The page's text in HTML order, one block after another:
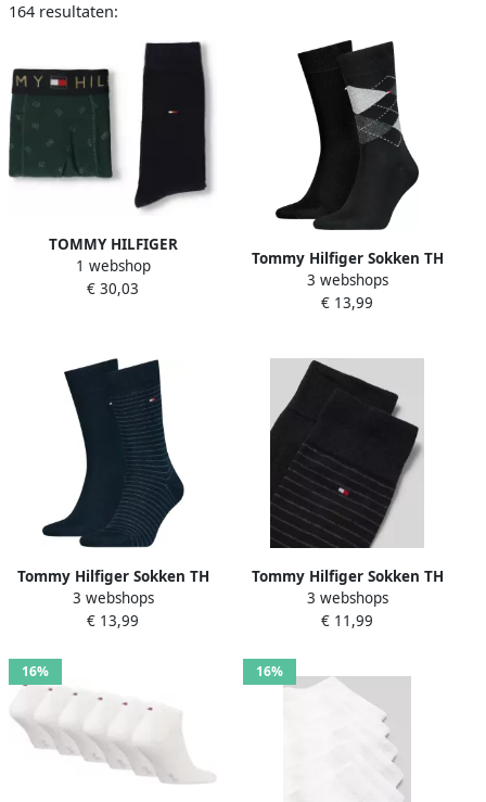
164 resultaten:
TOMMY HILFIGER
UNDERWEAR Tommy
Hilfiger Heren Boxershorts
1 webshop
€ 30,03
Tommy Hilfiger Sokken TH
MEN SOCK CHECK 2P met
klassiek argyle-ontwerp (2
3 webshops
€ 13,99
Tommy Hilfiger Sokken TH
MEN SMALL STRIPE SOCK 2P
(2 paar)
3 webshops
€ 13,99
Tommy Hilfiger Sokken TH
MEN SMALL STRIPE SOCK 2P
(2 paar)
3 webshops
€ 11,99
16% 16%